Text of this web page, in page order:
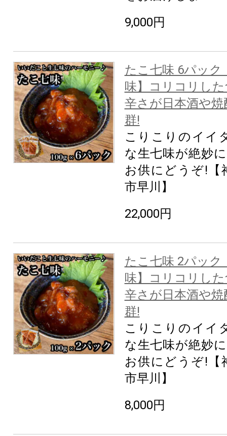
9,000円
たこ七味 6パック
味】コリコリし
辛さが日本酒や
群!
こりこりのイイ
な生七味が絶妙
お供にどうぞ!【
市早川】
22,000円
たこ七味 2パック
味】コリコリし
辛さが日本酒や
群!
こりこりのイイ
な生七味が絶妙
お供にどうぞ!【
市早川】
8,000円